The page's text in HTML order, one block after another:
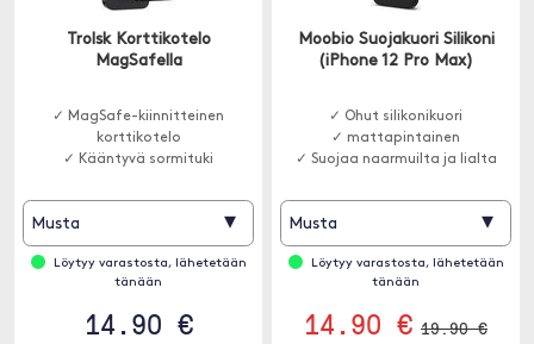
Trolsk Korttikotelo
MagSafella
✓ MagSafe-kiinnitteinen
korttikotelo
✓ Kääntyvä sormituki
Musta ▾
Löytyy varastosta, lähetetään
tänään
14.90 €
Moobio Suojakuori Silikoni
(iPhone 12 Pro Max)
✓ Ohut silikonikuori
✓ mattapintainen
✓ Suojaa naarmuilta ja lialta
Musta ▾
Löytyy varastosta, lähetetään
tänään
14.90 € 19.90 €